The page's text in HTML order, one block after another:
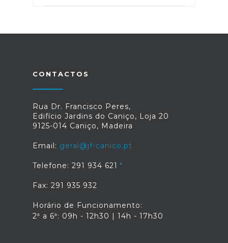
CONTACTOS
Rua Dr. Francisco Peres,
Edifício Jardins do Caniço, Loja 20
9125-014 Caniço, Madeira
Email: geral@jf-canico.pt
Telefone: 291 934 621
Fax: 291 935 932
Horário de Funcionamento:
2ª a 6ª: 09h - 12h30 | 14h - 17h30